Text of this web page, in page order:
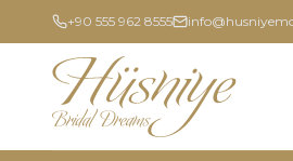
+90 555 962 8555